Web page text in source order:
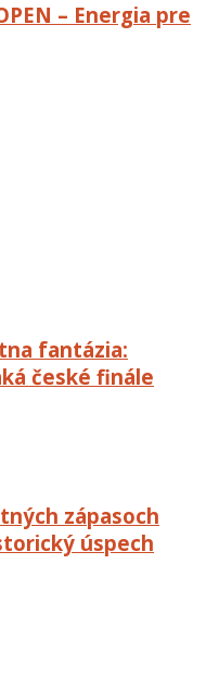
– Energia pre
fantázia:
české finále
zápasoch
úspech